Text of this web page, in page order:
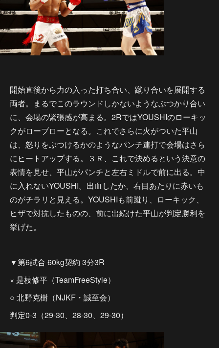
開始直後から力の入った打ち合い、蹴り合いを展開する
両者。まるでこのラウンドしかないようなぶつかり合い
に、会場の緊張感が高まる。2RではYOUSHIのローキッ
クがローブローとなる。これでさらに火がついた平山
は、怒りをぶつけるかのようなパンチ連打で会場はさら
にヒートアップする。３Ｒ、これで決めるという決意の
表情を見せ、平山がパンチと左右ミドルで前に出る。中
に入れないYOUSHI。出血したか、右目あたりに赤いも
のがチラリと見える。YOUSHIも前蹴り、ローキック、
ヒザで対抗したものの、前に出続けた平山が判定勝利を
挙げた。
▼第6試合 60kg契約 3分3R
× 是枝修平（TeamFreeStyle）
○ 北野克樹（NJKF・誠至会）
判定0-3（29-30、28-30、29-30）